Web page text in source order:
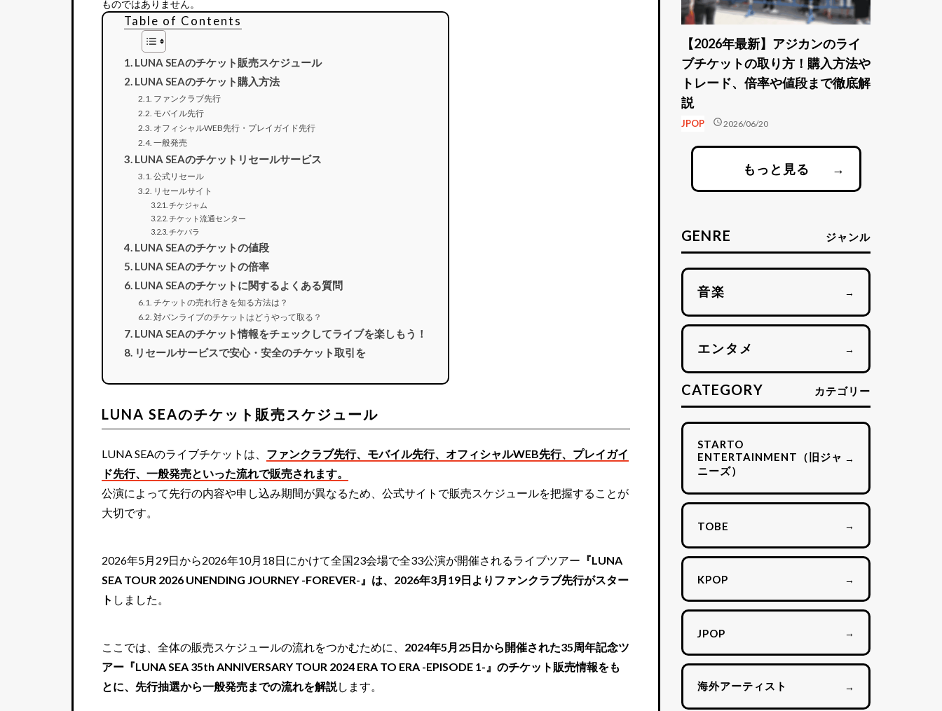
ものではありません。
Table of Contents
LUNA SEAのチケット販売スケジュール
LUNA SEAのチケット購入方法
ファンクラブ先行
モバイル先行
オフィシャルWEB先行・プレイガイド先行
一般発売
LUNA SEAのチケットリセールサービス
公式リセール
リセールサイト
チケジャム
チケット流通センター
チケパラ
LUNA SEAのチケットの値段
LUNA SEAのチケットの倍率
LUNA SEAのチケットに関するよくある質問
チケットの売れ行きを知る方法は？
対バンライブのチケットはどうやって取る？
LUNA SEAのチケット情報をチェックしてライブを楽しもう！
リセールサービスで安心・安全のチケット取引を
LUNA SEAのチケット販売スケジュール
LUNA SEAのライブチケットは、 ファンクラブ先行、モバイル先行、オフィシャルWEB先行、プレイガイ
ド先行、一般発売といった流れで販売されます。
公演によって先行の内容や申し込み期間が異なるため、公式サイトで販売スケジュールを把握することが
大切です。
2026年5月29日から2026年10月18日にかけて全国23会場で全33公演が開催されるライブツアー 『LUNA
SEA TOUR 2026 UNENDING JOURNEY -FOREVER-』は、2026年3月19日よりファンクラブ先行がスター
ト しました。
ここでは、全体の販売スケジュールの流れをつかむために、 2024年5月25日から開催された35周年記念ツ
アー『LUNA SEA 35th ANNIVERSARY TOUR 2024 ERA TO ERA -EPISODE 1-』のチケット販売情報をも
とに、先行抽選から一般発売までの流れを解説します。
【2026年最新】アジカンのライ
ブチケットの取り方！購入方法や
トレード、倍率や値段まで徹底解
説
JPOP schedule2026/06/20
もっと見る →
GENRE ジャンル
音楽 →
エンタメ →
CATEGORY カテゴリー
STARTO
ENTERTAINMENT（旧ジャ
ニーズ）
→
TOBE →
KPOP →
JPOP →
海外アーティスト →